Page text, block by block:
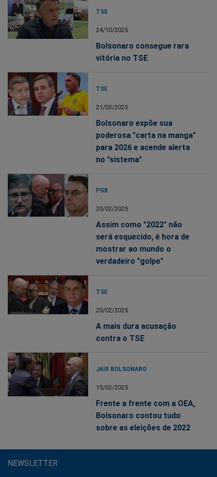
TSE
24/10/2025
Bolsonaro consegue rara
vitória no TSE
TSE
21/03/2025
Bolsonaro expõe sua
poderosa "carta na manga"
para 2026 e acende alerta
no "sistema"
PGR
20/02/2025
Assim como "2022" não
será esquecido, é hora de
mostrar ao mundo o
verdadeiro "golpe"
TSE
20/02/2025
A mais dura acusação
contra o TSE
JAIR BOLSONARO
15/02/2025
Frente a frente com a OEA,
Bolsonaro contou tudo
sobre as eleições de 2022
NEWSLETTER